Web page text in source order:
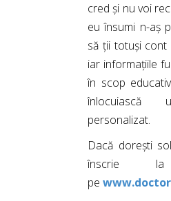
cred și nu voi
eu însumi n-aș
să ții totuși
iar informațiile
în scop
înlocuiască
personalizat.
Dacă dorești
înscrie
pe